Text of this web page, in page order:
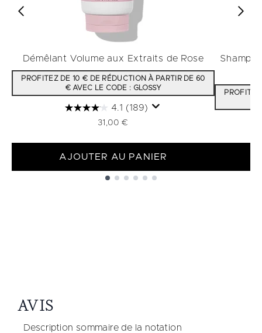
Démêlant Volume aux Extraits de Rose
PROFITEZ DE 10 € DE RÉDUCTION À PARTIR DE 60
€ AVEC LE CODE : GLOSSY
4.1 (189)
31,00 €
AJOUTER AU PANIER